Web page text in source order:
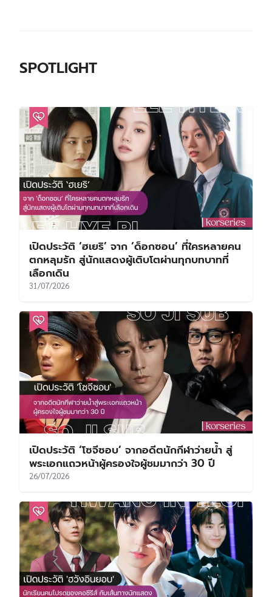
SPOTLIGHT
เปิดประวัติ ‘ฮเยริ’ จาก ‘ด็อกซอน’ ที่ใครหลายคน
ตกหลุมรัก สู่นักแสดงผู้เติบโตผ่านทุกบทบาทที่
เลือกเดิน
31/07/2026
เปิดประวัติ ‘โซจีซอบ’ จากอดีตนักกีฬาว่ายน้ำ สู่
พระเอกแถวหน้าผู้ครองใจผู้ชมมากว่า 30 ปี
26/07/2026